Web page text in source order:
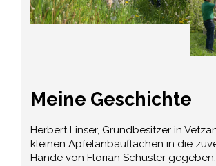
Meine Geschichte
Herbert Linser, Grundbesitzer in
kleinen Apfelanbauflächen in die
Hände von Florian Schuster